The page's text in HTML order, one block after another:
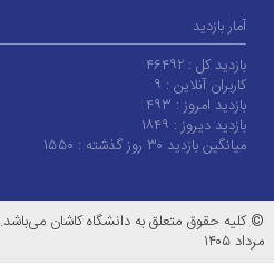
آمار بازدید
بازدید کل : ۴۶۴۹۲
کاربران آنلاین : ۹
بازدید امروز : ۴۹۳
بازدید دیروز : ۱۸۴۹
میانگین بازدید ۳۰ روز گذشته :
۱۵۵۰
© کلیه حقوق متعلق به دانشگاه کاشان می‌باشد.
مرداد ۱۴۰۵